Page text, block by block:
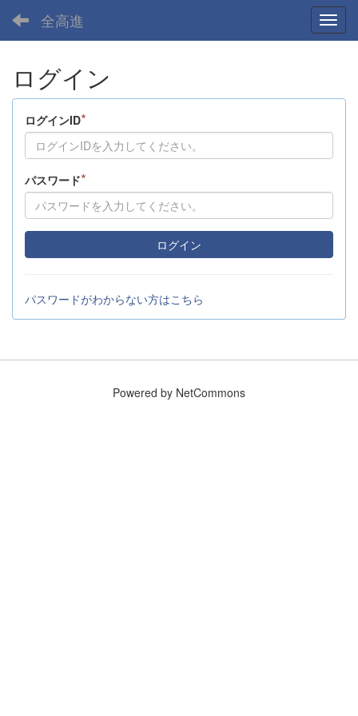
全高進
ログイン
ログインID*
パスワード*
ログイン
パスワードがわからない方はこちら
Powered by NetCommons